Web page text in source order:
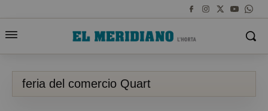
feria del comercio Quart